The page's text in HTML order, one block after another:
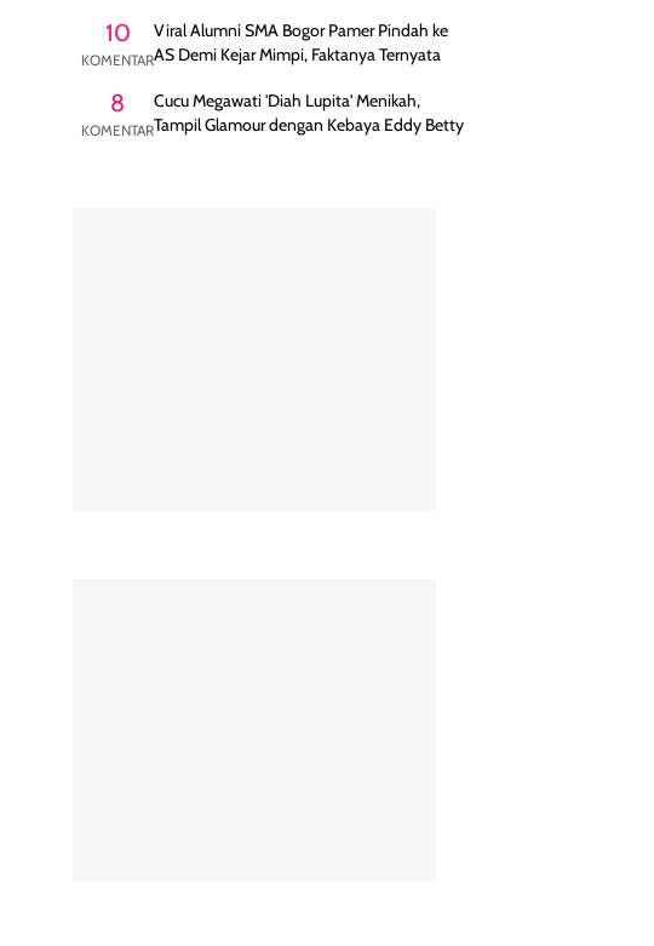
10
KOMENTAR
Viral Alumni SMA Bogor Pamer Pindah ke
AS Demi Kejar Mimpi, Faktanya Ternyata
8
KOMENTAR
Cucu Megawati 'Diah Lupita' Menikah,
Tampil Glamour dengan Kebaya Eddy Betty